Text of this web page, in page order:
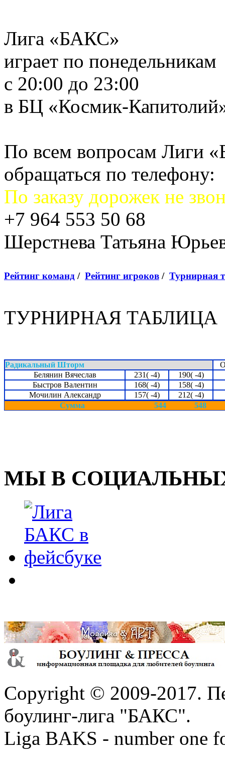
Лига «БАКС»
играет по понедельникам
с 20:00 до 23:00
в БЦ «Космик-
По всем вопросам Лиги
обращаться по телефону:
По заказу дорожек не
+7 964 553 50 68
Шерстнева Татьяна
Рейтинг команд / Рейтинг игроков / Турнирная
ТУРНИРНАЯ ТАБЛИЦА
Радикальный Шторм
Белянин Вячеслав
231( -4)
190( -4)
Быстров Валентин
168( -4)
158( -4)
Мочилин Александр
157( -4)
212( -4)
Сумма
544 548
МЫ В
Copyright © 2009-2017.
боулинг-лига "БАКС".
Liga BAKS - number one